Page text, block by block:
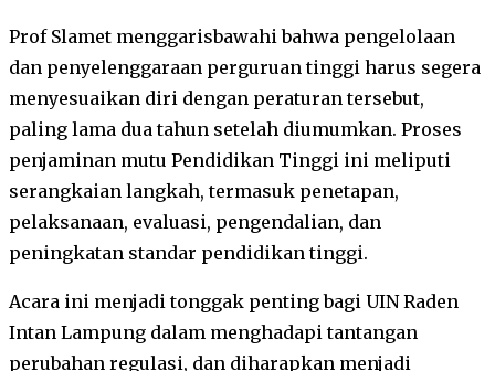
Prof Slamet menggarisbawahi bahwa pengelolaan
dan penyelenggaraan perguruan tinggi harus segera
menyesuaikan diri dengan peraturan tersebut,
paling lama dua tahun setelah diumumkan. Proses
penjaminan mutu Pendidikan Tinggi ini meliputi
serangkaian langkah, termasuk penetapan,
pelaksanaan, evaluasi, pengendalian, dan
peningkatan standar pendidikan tinggi.
Acara ini menjadi tonggak penting bagi UIN Raden
Intan Lampung dalam menghadapi tantangan
perubahan regulasi, dan diharapkan menjadi